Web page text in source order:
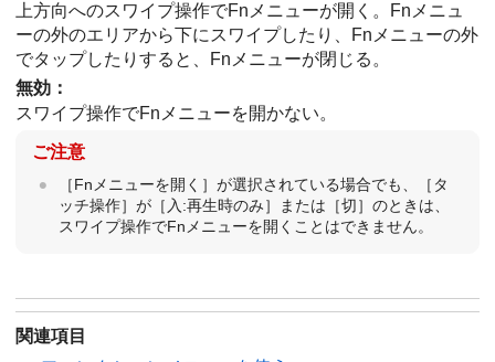
上方向へのスワイプ操作でFnメニューが開く。Fnメニュ
ーの外のエリアから下にスワイプしたり、Fnメニューの外
でタップしたりすると、Fnメニューが閉じる。
無効 ：
スワイプ操作でFnメニューを開かない。
ご注意
［Fnメニューを開く］ が選択されている場合でも、
［タ
ッチ操作］ が［入:再生時のみ］ または ［切］ のときは、
スワイプ操作でFnメニューを開くことはできません。
関連項目